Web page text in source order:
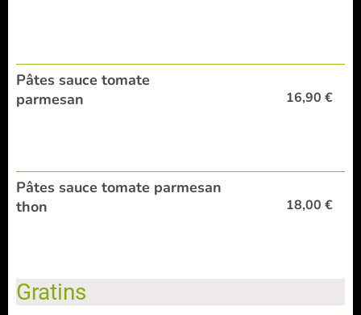
Pâtes sauce tomate
parmesan
16,90 €
Pâtes sauce tomate parmesan
thon
18,00 €
Gratins